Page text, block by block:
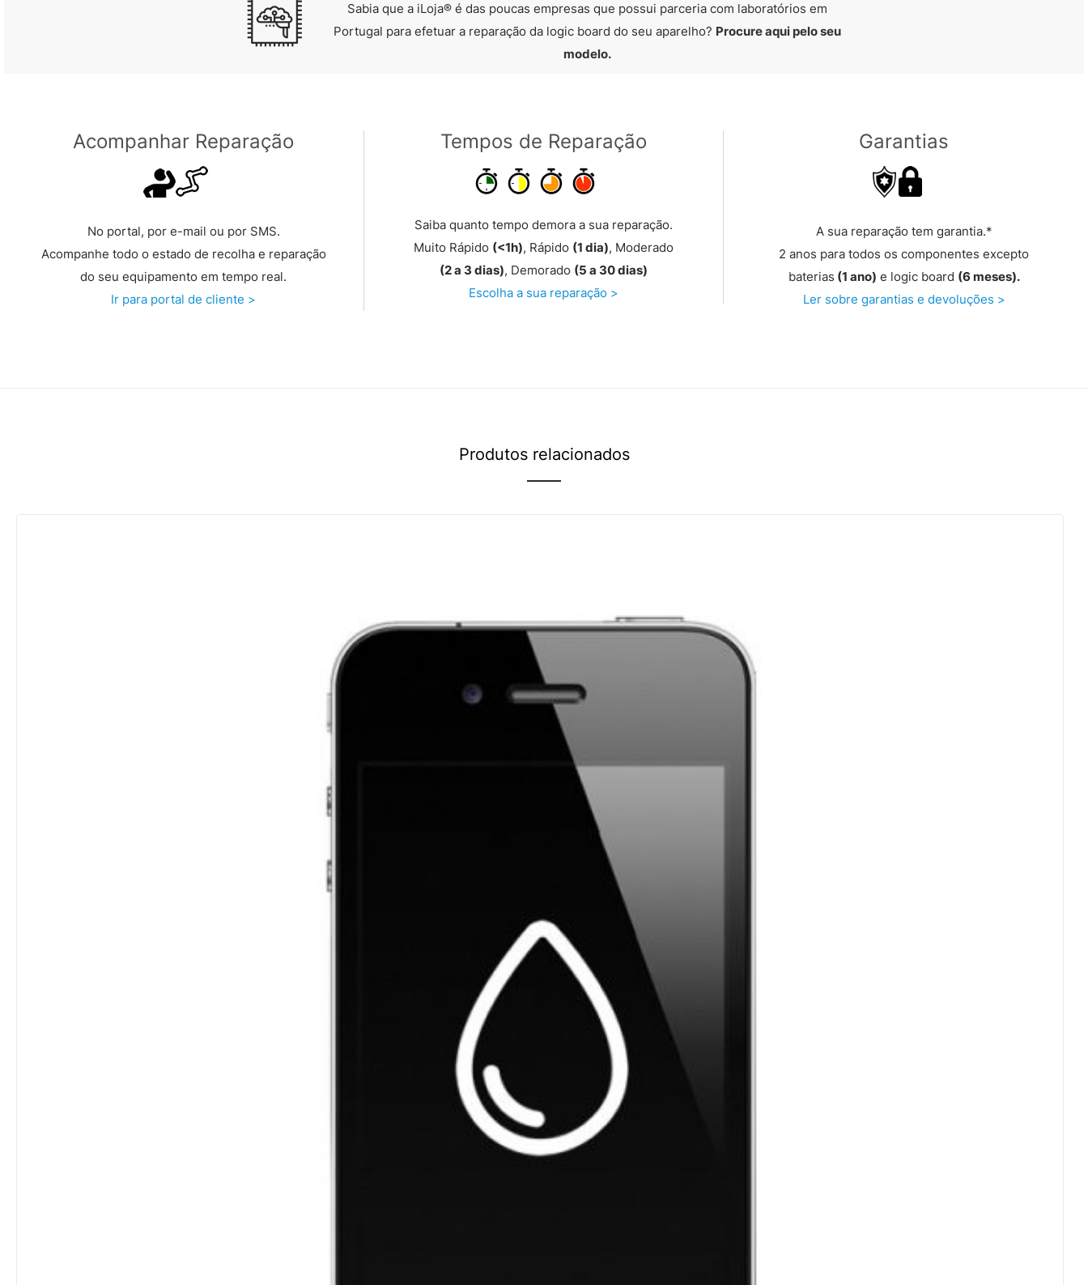
Sabia que a iLoja® é das poucas empresas que possui parceria com laboratórios em
Portugal para efetuar a reparação da logic board do seu aparelho? Procure aqui pelo seu
modelo.
Acompanhar Reparação
No portal, por e-mail ou por SMS.
Acompanhe todo o estado de recolha e reparação
do seu equipamento em tempo real.
Ir para portal de cliente >
Tempos de Reparação
Saiba quanto tempo demora a sua reparação.
Muito Rápido (<1h), Rápido (1 dia), Moderado
(2 a 3 dias), Demorado (5 a 30 dias)
Escolha a sua reparação >
Garantias
A sua reparação tem garantia.*
2 anos para todos os componentes excepto
baterias (1 ano) e logic board (6 meses).
Ler sobre garantias e devoluções >
Produtos relacionados